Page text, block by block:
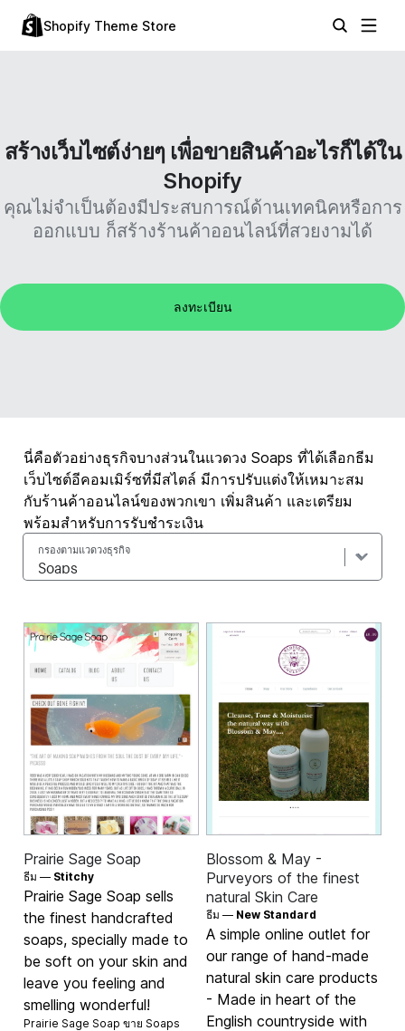
Shopify Theme Store
สร้างเว็บไซต์ง่ายๆ เพื่อขายสินค้าอะไรก็ได้ใน
Shopify
คุณไม่จำเป็นต้องมีประสบการณ์ด้านเทคนิคหรือการ
ออกแบบ ก็สร้างร้านค้าออนไลน์ที่สวยงามได้
ลงทะเบียน
นี่คือตัวอย่างธุรกิจบางส่วนในแวดวง Soaps ที่ได้เลือกธีม
เว็บไซต์อีคอมเมิร์ซที่มีสไตล์ มีการปรับแต่งให้เหมาะสม
กับร้านค้าออนไลน์ของพวกเขา เพิ่มสินค้า และเตรียม
พร้อมสำหรับการรับชำระเงิน
กรองตามแวดวงธุรกิจ
Prairie Sage Soap
ธีม — Stitchy
Prairie Sage Soap sells
the finest handcrafted
soaps, specially made to
be soft on your skin and
leave you feeling and
smelling wonderful!
Prairie Sage Soap ขาย Soaps
Blossom & May -
Purveyors of the finest
natural Skin Care
ธีม — New Standard
A simple online outlet for
our range of hand-made
natural skin care products
- Made in heart of the
English countryside with